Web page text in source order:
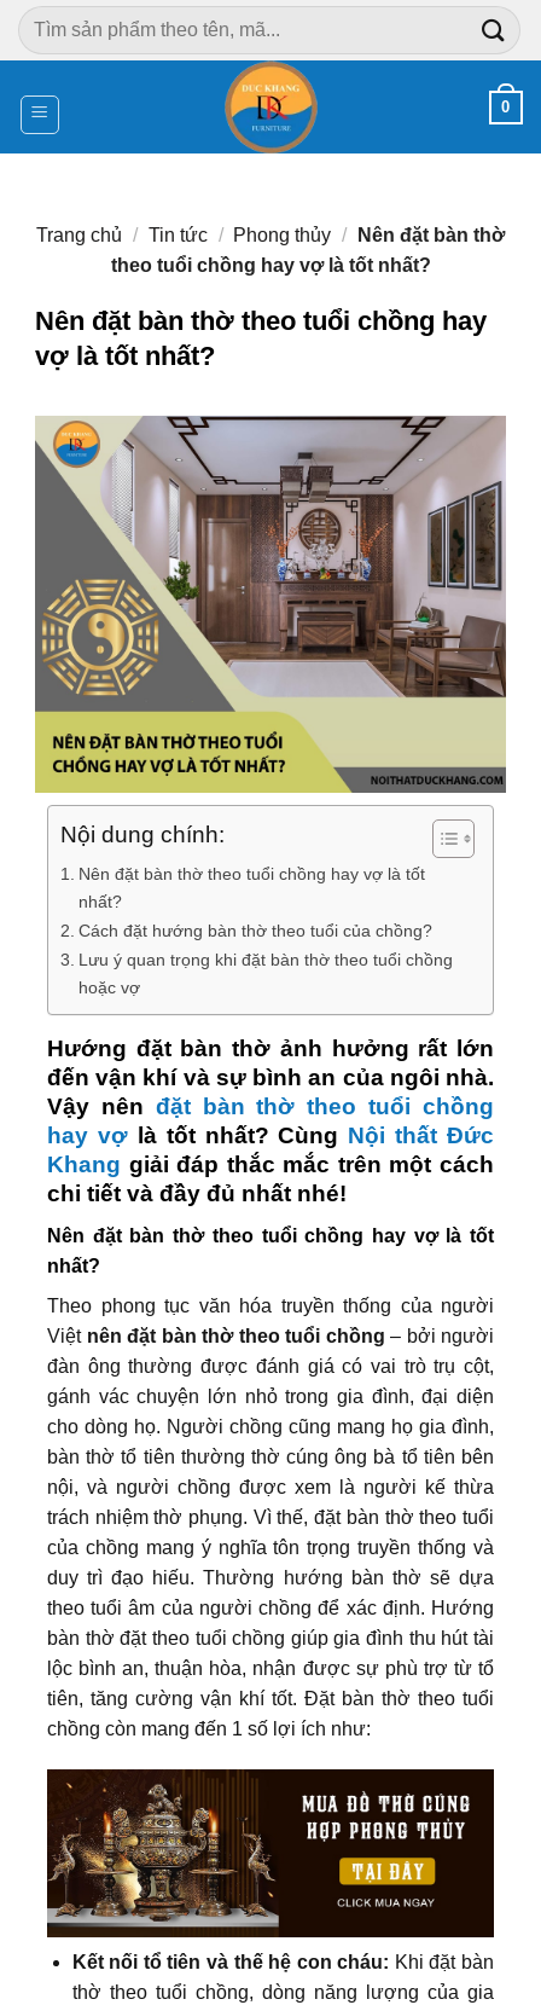
Chuyển
đến
dung
Tìm
kiếm:
0
Trang chủ / Tin tức / Phong thủy /
Nên đặt bàn thờ
theo tuổi chồng hay vợ là tốt nhất?
Nên đặt bàn thờ theo tuổi chồng hay
vợ là tốt nhất?
Nội dung chính:
Nên đặt bàn thờ theo tuổi chồng hay vợ là tốt
nhất?
Cách đặt hướng bàn thờ theo tuổi của chồng?
Lưu ý quan trọng khi đặt bàn thờ theo tuổi chồng
hoặc vợ
Hướng đặt bàn thờ ảnh hưởng rất lớn
đến vận khí và sự bình an của ngôi nhà.
Vậy nên đặt bàn thờ theo tuổi chồng
hay vợlà tốt nhất? Cùng Nội thất Đức
Khang giải đáp thắc mắc trên một cách
chi tiết và đầy đủ nhất nhé!
Nên đặt bàn thờ theo tuổi chồng hay vợ là tốt
nhất?
Theo phong tục văn hóa truyền thống của người
Việt nên đặt bàn thờ theo tuổi chồng – bởi người
đàn ông thường được đánh giá có vai trò trụ cột,
gánh vác chuyện lớn nhỏ trong gia đình, đại diện
cho dòng họ. Người chồng cũng mang họ gia đình,
bàn thờ tổ tiên thường thờ cúng ông bà tổ tiên bên
nội, và người chồng được xem là người kế thừa
trách nhiệm thờ phụng. Vì thế, đặt bàn thờ theo tuổi
của chồng mang ý nghĩa tôn trọng truyền thống và
duy trì đạo hiếu. Thường hướng bàn thờ sẽ dựa
theo tuổi âm của người chồng để xác định. Hướng
bàn thờ đặt theo tuổi chồng giúp gia đình thu hút tài
lộc bình an, thuận hòa, nhận được sự phù trợ từ tổ
tiên, tăng cường vận khí tốt. Đặt bàn thờ theo tuổi
chồng còn mang đến 1 số lợi ích như:
Kết nối tổ tiên và thế hệ con cháu: Khi đặt bàn
thờ theo tuổi chồng, dòng năng lượng của gia